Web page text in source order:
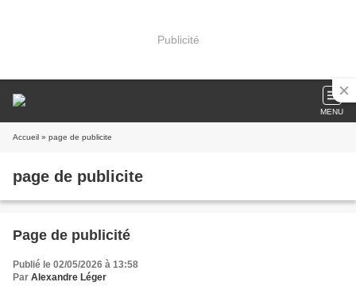
Publicité
MENU
Accueil » page de publicite
page de publicite
Page de publicité
Publié le 02/05/2026 à 13:58
Par Alexandre Léger